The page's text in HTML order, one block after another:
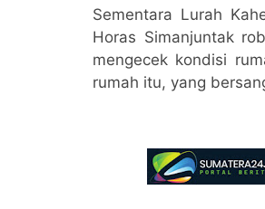
Sementara Lurah
Horas Simanjuntak
mengecek kondisi
rumah itu, yang